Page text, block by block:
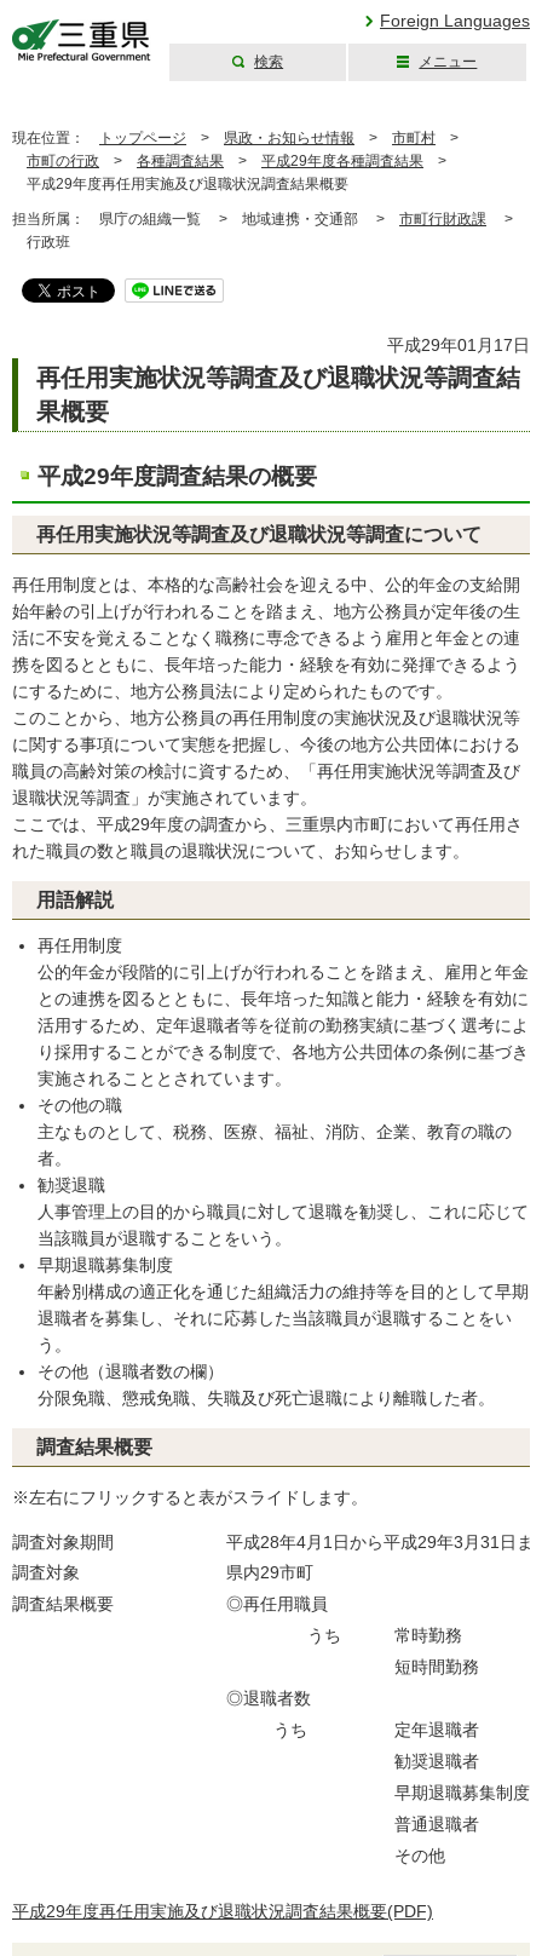
Foreign Languages
検索 メニュー
現在位置： トップページ > 県政・お知らせ情報 > 市町村 >
市町の行政 > 各種調査結果 > 平成29年度各種調査結果 >
平成29年度再任用実施及び退職状況調査結果概要
担当所属： 県庁の組織一覧 > 地域連携・交通部 > 市町行財政課 >
行政班
平成29年01月17日
再任用実施状況等調査及び退職状況等調査結
果概要
平成29年度調査結果の概要
再任用実施状況等調査及び退職状況等調査について
再任用制度とは、本格的な高齢社会を迎える中、公的年金の支給開
始年齢の引上げが行われることを踏まえ、地方公務員が定年後の生
活に不安を覚えることなく職務に専念できるよう雇用と年金との連
携を図るとともに、長年培った能力・経験を有効に発揮できるよう
にするために、地方公務員法により定められたものです。
このことから、地方公務員の再任用制度の実施状況及び退職状況等
に関する事項について実態を把握し、今後の地方公共団体における
職員の高齢対策の検討に資するため、「再任用実施状況等調査及び
退職状況等調査」が実施されています。
ここでは、平成29年度の調査から、三重県内市町において再任用さ
れた職員の数と職員の退職状況について、お知らせします。
用語解説
再任用制度
公的年金が段階的に引上げが行われることを踏まえ、雇用と年金
との連携を図るとともに、長年培った知識と能力・経験を有効に
活用するため、定年退職者等を従前の勤務実績に基づく選考によ
り採用することができる制度で、各地方公共団体の条例に基づき
実施されることとされています。
その他の職
主なものとして、税務、医療、福祉、消防、企業、教育の職の
者。
勧奨退職
人事管理上の目的から職員に対して退職を勧奨し、これに応じて
当該職員が退職することをいう。
早期退職募集制度
年齢別構成の適正化を通じた組織活力の維持等を目的として早期
退職者を募集し、それに応募した当該職員が退職することをい
う。
その他（退職者数の欄）
分限免職、懲戒免職、失職及び死亡退職により離職した者。
調査結果概要
※左右にフリックすると表がスライドします。
調査対象期間
平成28年4月1日から平成
調査対象
県内29市町
調査結果概要
◎再任用職
うち
常時勤務
短時間勤務
◎退職者数
うち
定年退職者
勧奨退職者
早期退職募集制度
普通退職者
その他
平成29年度再任用実施及び退職状況調査結果概要(PDF)